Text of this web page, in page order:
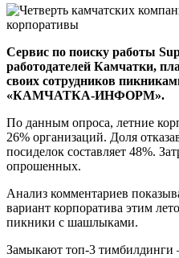
Сервис по поиску работы
работодателей Камчатки,
своих сотрудников
«КАМЧАТКА-ИНФОРМ».
По данным опроса, летние
26% организаций. Доля
посиделок составляет 48%.
опрошенных.
Анализ комментариев
вариант корпоратива этим
пикники с шашлыками.
Замыкают топ-3 тимбилдинги